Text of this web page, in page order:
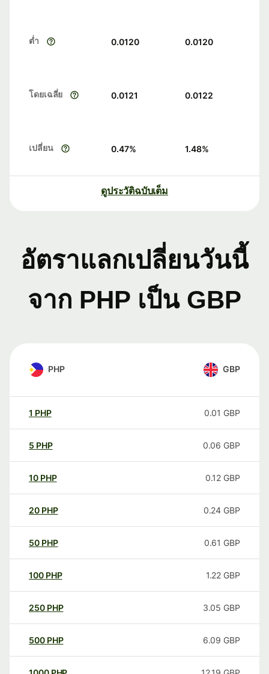
ต่ำ 0.0120 0.0120
โดยเฉลี่ย 0.0121 0.0122
เปลี่ยน 0.47% 1.48%
ดูประวัติฉบับเต็ม
อัตราแลกเปลี่ยนวันนี้
จาก PHP เป็น GBP
PHP GBP
1 PHP 0.01 GBP
5 PHP 0.06 GBP
10 PHP 0.12 GBP
20 PHP 0.24 GBP
50 PHP 0.61 GBP
100 PHP 1.22 GBP
250 PHP 3.05 GBP
500 PHP 6.09 GBP